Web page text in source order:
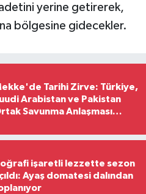
yerine getirerek,
bölgesine gidecekler.
Tarihi Zirve: Türkiye,
Arabistan ve Pakistan
Savunma Anlaşması
işaretli lezzette sezon
Ayaş domatesi dalından